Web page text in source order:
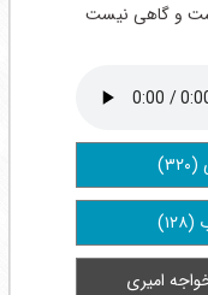
و گاهی‌ نیست
امیری